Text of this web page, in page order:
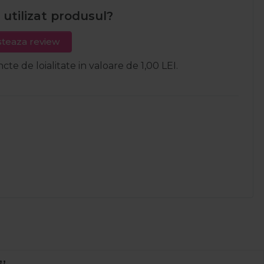
utilizat produsul?
review
de loialitate in valoare de 1,00 LEI.